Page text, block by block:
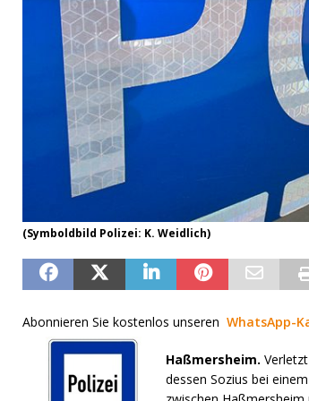
(Symboldbild Polizei: K. Weidlich)
Abonnieren Sie kostenlos unseren WhatsApp-
Haßmersheim.
dessen Sozius bei